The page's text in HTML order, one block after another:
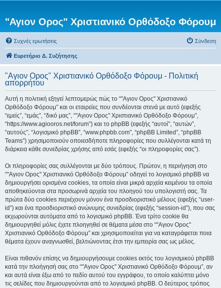
"Αγιον Ορος" Χριστιανικό Ορθόδοξο Φόρουμ
Συχνές ερωτήσεις Σύνδεση
Ευρετήριο Δ. Συζήτησης
"Αγιον Ορος" Χριστιανικό Ορθόδοξο Φόρουμ - Πολιτική
απορρήτου
Αυτή η πολιτική εξηγεί λεπτομερώς πώς το “"Αγιον Ορος" Χριστιανικό
Ορθόδοξο Φόρουμ” και οι εταιρείες που συνδέονται στενά με αυτό (εφεξής
“εμείς”, “εμάς”, “δικό μας”, “"Αγιον Ορος" Χριστιανικό Ορθόδοξο Φόρουμ”,
“https://www.agiooros.net/forum”) και το phpBB (εφεξής “αυτοί”, “αυτών”,
“αυτούς”, “λογισμικό phpBB”, “www.phpbb.com”, “phpBB Limited”, “phpBB
Teams”) χρησιμοποιούν οποιεσδήποτε πληροφορίες που συλλέγονται κατά τη
διάρκεια κάθε συνεδρίας χρήσης από εσάς (εφεξής “οι πληροφορίες σας”).
Οι πληροφορίες σας συλλέγονται με δύο τρόπους. Πρώτον, η περιήγηση στο
“"Αγιον Ορος" Χριστιανικό Ορθόδοξο Φόρουμ” οδηγεί το λογισμικό phpBB να
δημιουργήσει ορισμένα cookies, τα οποία είναι μικρά αρχεία κειμένου τα οποία
αποθηκεύονται στα προσωρινά αρχεία του πλοηγού του υπολογιστή σας. Τα
πρώτα δύο cookies περιέχουν μόνον ένα προσδιοριστικό μέλους (εφεξής “user-
id”) και ένα προσδιοριστικό ανώνυμης συνεδρίας (εφεξής “session-id”), που σας
εκχωρούνται αυτόματα από το λογισμικό phpBB. Ένα τρίτο cookie θα
δημιουργηθεί μόλις έχετε πλοηγηθεί σε θέματα μέσα στο “"Αγιον Ορος"
Χριστιανικό Ορθόδοξο Φόρουμ” και χρησιμοποιείται για να καταγράφεται ποια
θέματα έχουν αναγνωσθεί, βελτιώνοντας έτσι την εμπειρία σας ως μέλος.
Είναι πιθανόν επίσης να δημιουργήσουμε cookies εκτός του λογισμικού phpBB
κατά την πλοήγησή σας στο “"Αγιον Ορος" Χριστιανικό Ορθόδοξο Φόρουμ”, αν
και αυτά είναι έξω από το πεδίο αυτού του εγγράφου, το οποίο καλύπτει μόνο
τις σελίδες που δημιουργούνται από το λογισμικό phpBB. Ο δεύτερος τρόπος